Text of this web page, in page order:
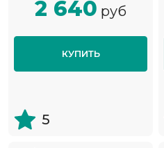
2 640 руб
КУПИТЬ
5